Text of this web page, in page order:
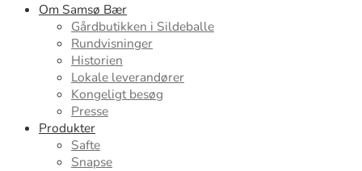
Om Samsø Bær
Gårdbutikken i Sildeballe
Rundvisninger
Historien
Lokale leverandører
Kongeligt besøg
Presse
Produkter
Safte
Snapse